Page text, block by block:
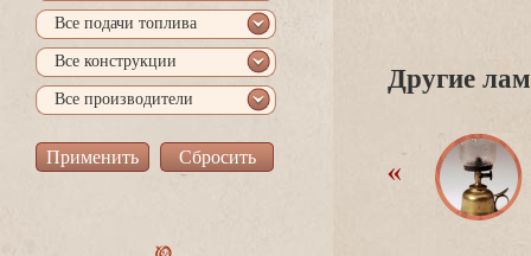
се подачи топлива
се конструкции
се производители
Другие